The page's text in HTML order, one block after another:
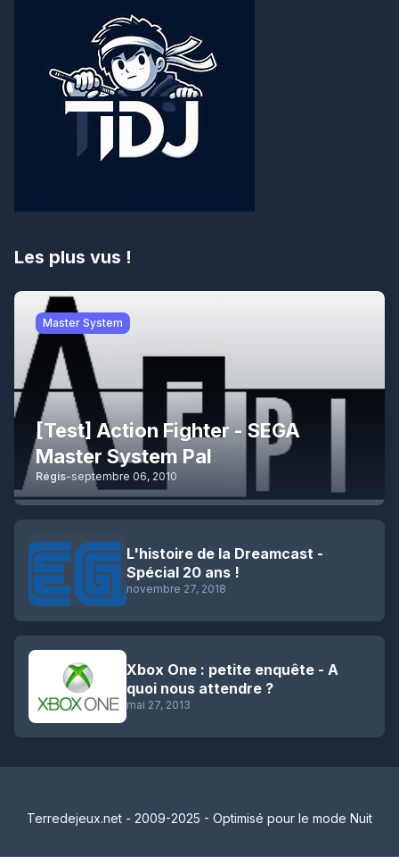
Les plus vus !
Master System
[Test] Action Fighter - SEGA
Master System Pal
Régis-septembre 06, 2010
L'histoire de la Dreamcast -
Spécial 20 ans !
novembre 27, 2018
Xbox One : petite enquête - A
quoi nous attendre ?
mai 27, 2013
Terredejeux.net - 2009-2025 - Optimisé pour le mode Nuit